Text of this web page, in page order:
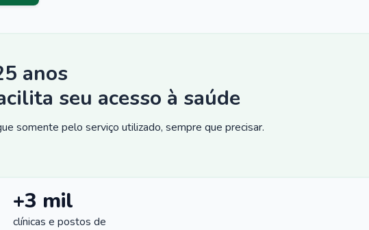
anos
seu acesso à saúde
somente pelo serviço utilizado, sempre que precisar.
+3 mil
clínicas e postos de